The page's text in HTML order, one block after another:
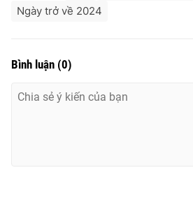
Ngày trở về 2024
Bình luận (0)